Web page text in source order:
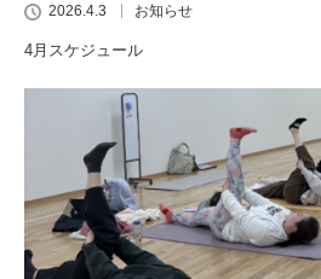
2026.4.3 お知らせ
4月スケジュール